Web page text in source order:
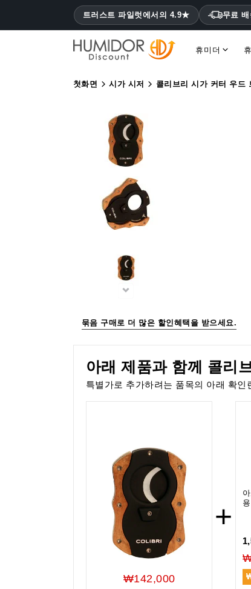
트러스트 파일럿에서의 4.9★ 무료
휴미더
첫화면 시가 시저 콜리브리 시가 커터 우드
묶음 구매로 더 많은 할인혜택을 받으세요.
아래 제품과 함께 콜리
특별가로 추가하려는 품목의 아래 확인
₩142,000
+